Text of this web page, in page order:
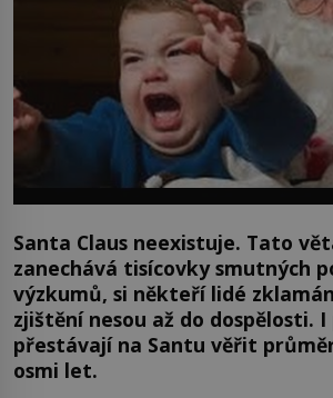
Santa Claus neexistuje. Tato
zanechává tisícovky smutných
výzkumů, si někteří lidé
zjištění nesou až do dospělosti.
přestávají na Santu věřit
osmi let.